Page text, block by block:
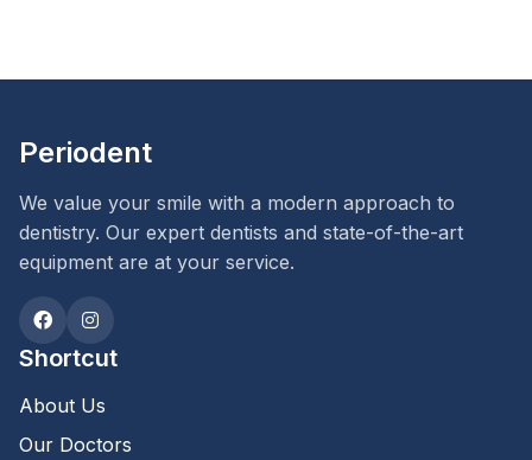
Periodent
We value your smile with a modern approach to
dentistry. Our expert dentists and state-of-the-art
equipment are at your service.
Shortcut
About Us
Our Doctors